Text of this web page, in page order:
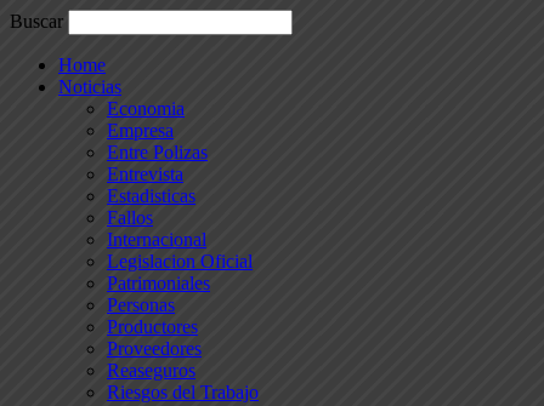
Buscar
Home
Noticias
Economia
Empresa
Entre Polizas
Entrevista
Estadisticas
Fallos
Internacional
Legislacion Oficial
Patrimoniales
Personas
Productores
Proveedores
Reaseguros
Riesgos del Trabajo